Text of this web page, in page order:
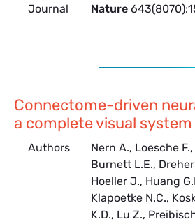
Journal
Nature
Connectome-driven
a complete visual system
Authors
Nern A., Loesche
Burnett L.E.,
Hoeller J., Huang
Klapoetke N.C.,
K.D., Lu Z.,